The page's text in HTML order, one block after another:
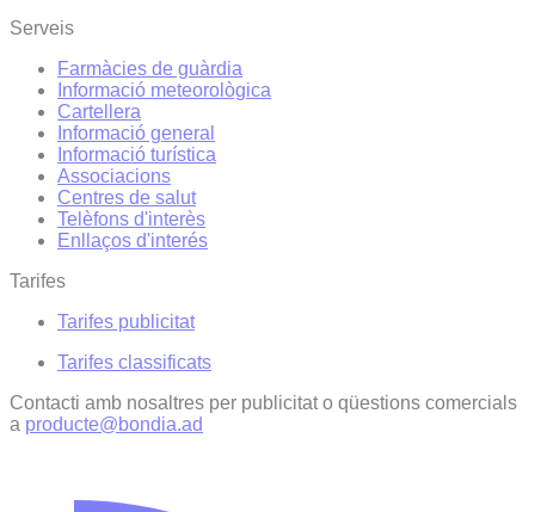
Serveis
Farmàcies de guàrdia
Informació meteorològica
Cartellera
Informació general
Informació turística
Associacions
Centres de salut
Telèfons d'interès
Enllaços d'interés
Tarifes
Tarifes publicitat
Tarifes classificats
Contacti amb nosaltres per publicitat o qüestions comercials
a producte@bondia.ad